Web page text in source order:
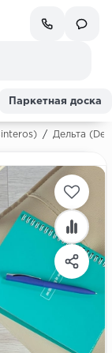
Паркетная доска
/ Дельта